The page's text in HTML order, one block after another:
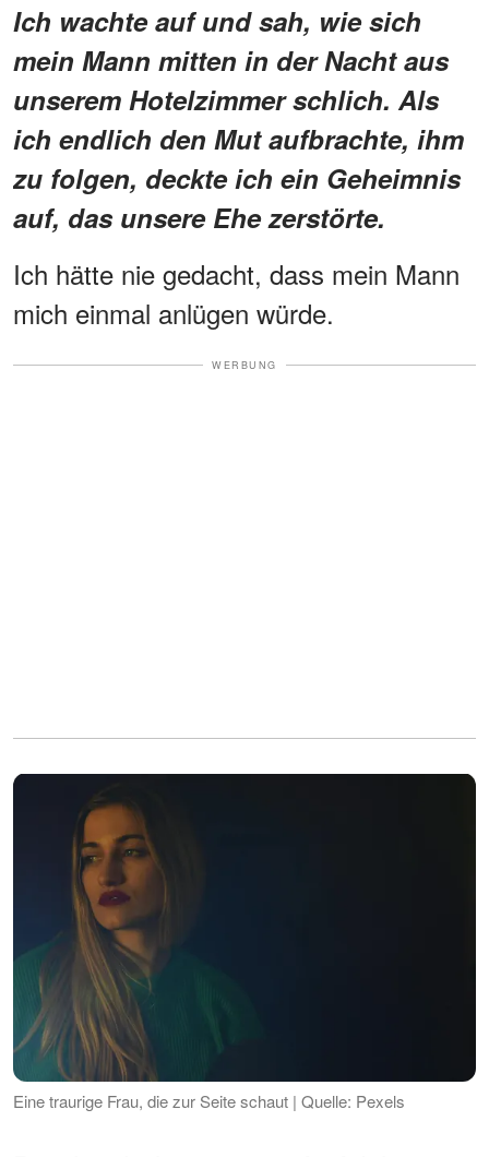
Ich wachte auf und sah, wie sich
mein Mann mitten in der Nacht aus
unserem Hotelzimmer schlich. Als
ich endlich den Mut aufbrachte, ihm
zu folgen, deckte ich ein Geheimnis
auf, das unsere Ehe zerstörte.
Ich hätte nie gedacht, dass mein Mann
mich einmal anlügen würde.
WERBUNG
Eine traurige Frau, die zur Seite schaut | Quelle: Pexels